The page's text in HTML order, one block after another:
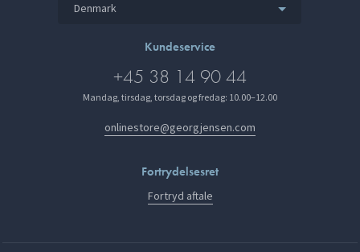
Denmark
Kundeservice
+45 38 14 90 44
Mandag, tirsdag, torsdag og fredag: 10.00–12.00
onlinestore@georgjensen.com
Fortrydelsesret
Fortryd aftale